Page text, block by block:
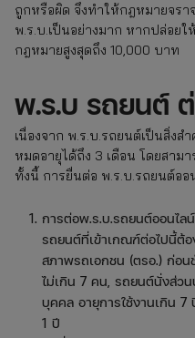
ถูกหรือผิด จึงทำให้กฎหมายจร
พ.ร.บ.เป็นอย่างมาก หากปล่อย
กฎหมายสูงสุดถึง 10,000 บาท
พ.ร.บ รถยนต์
เนื่องจาก พ.ร.บ.รถยนต์เป็นสิ่ง
หมดอายุได้ถึง 3 เดือน โดยสาม
ทั้งนี้ การยื่นต่อ พ.ร.บ.รถยนต์ออ
การต่อพ.ร.บ.รถยนต์ออนไล
รถยนต์ที่เข้าเกณฑ์ต่อไปนี้ต้
สภาพรถเอกชน (ตรอ.) ก่อ
ไม่เกิน 7 คน, รถยนต์นั่งส่ว
บุคคล อายุการใช้งานเกิน 7
1 ปี